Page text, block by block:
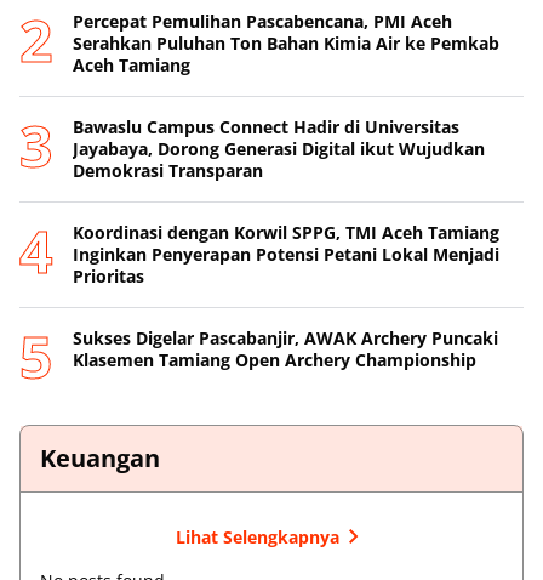
Percepat Pemulihan Pascabencana, PMI Aceh
Serahkan Puluhan Ton Bahan Kimia Air ke Pemkab
Aceh Tamiang
Bawaslu Campus Connect Hadir di Universitas
Jayabaya, Dorong Generasi Digital ikut Wujudkan
Demokrasi Transparan
Koordinasi dengan Korwil SPPG, TMI Aceh Tamiang
Inginkan Penyerapan Potensi Petani Lokal Menjadi
Prioritas
Sukses Digelar Pascabanjir, AWAK Archery Puncaki
Klasemen Tamiang Open Archery Championship
Keuangan
Lihat Selengkapnya